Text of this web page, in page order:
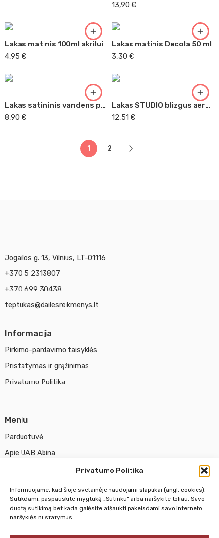
Privatumo Politika
Informuojame, kad šioje svetainėje naudojami slapukai (angl. cookies).
Sutikdami, paspauskite mygtuką „Sutinku“ arba naršykite toliau. Savo
duotą sutikimą bet kada galėsite atšaukti pakeisdami savo interneto
naršyklės nustatymus.
13,90 €
Lakas matinis 100ml akrilui
4,95 €
Lakas matinis Decola 50 ml
3,30 €
Lakas satininis vandens pagrindu 400 ml Ghianti
8,90 €
Lakas STUDIO blizgus aerozolinis
12,51 €
1 2
Jogailos g. 13, Vilnius, LT-01116
+370 5 2313807
+370 699 30438
teptukas@dailesreikmenys.lt
Informacija
Pirkimo-pardavimo taisyklės
Pristatymas ir grąžinimas
Privatumo Politika
Meniu
Parduotuvė
Apie UAB Abina
Pirm. - Penkt.
10:00 - 18:00
Šeštadienį
Sekmadienį
NEDIRBAME